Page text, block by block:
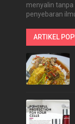
menyalin
penyebaran
ARTIKEL